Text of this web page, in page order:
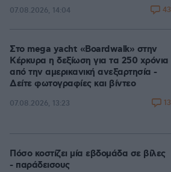
07.08.2026, 14:04 43
Στο mega yacht «Boardwalk» στην
Κέρκυρα η δεξίωση για τα 250 χρόνια
από την αμερικανική ανεξαρτησία -
Δείτε φωτογραφίες και βίντεο
07.08.2026, 13:23 13
Πόσο κοστίζει μία εβδομάδα σε βίλες
- παράδεισους